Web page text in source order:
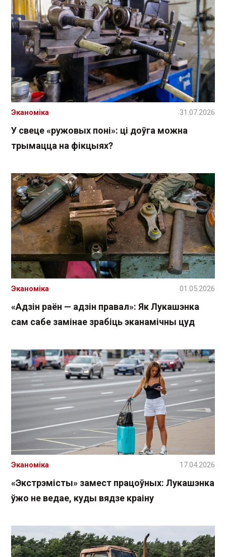
У свеце «ружовых поні»: ці доўга можна
трымацца на фікцыях?
Эканоміка 31.07.2026
«Адзін раён — адзін правал»: Як Лукашэнка
сам сабе замінае зрабіць эканамічны цуд
Эканоміка 01.05.2026
«Экстрэмісты» замест працоўных: Лукашэнка
ўжо не ведае, куды вядзе краіну
Эканоміка 17.04.2026